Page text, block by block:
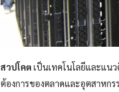
สวปโคต เป็นเทคโนโลยีและแน
ต้องการของตลาดและอุตสาหกร